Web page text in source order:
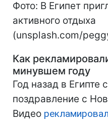
Фото: В Египет
активного отдыха
(unsplash.com/
Как
минувшем году
Год назад в Египте
поздравление с
Видео